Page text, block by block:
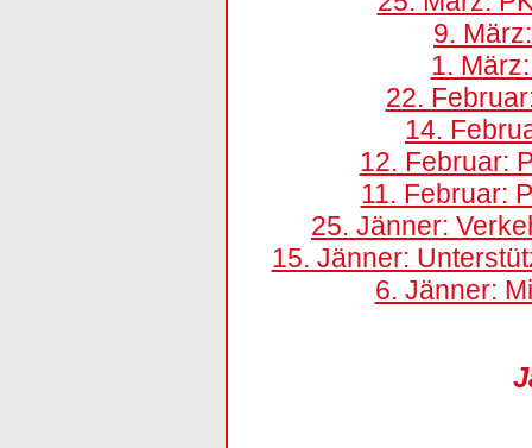
9.
1.
22.
14.
12. Februar:
11. Februar:
25. Jänner:
15. Jänner:
6. Jänner: